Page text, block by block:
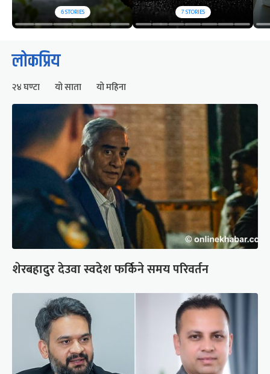
6STORIES 7STORIES
लोकप्रिय
२४ घण्टा यो साता यो महिना
शेरबहादुर देउवा स्वदेश फर्किने समय परिवर्तन